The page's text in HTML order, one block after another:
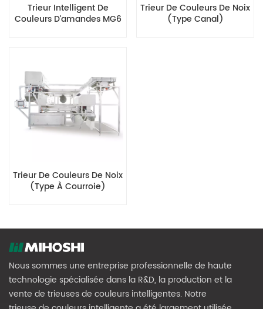
Trieur Intelligent De
Couleurs D'amandes MG6
Trieur De Couleurs De Noix
(type Canal)
Trieur De Couleurs De Noix
(type À Courroie)
Nous sommes une entreprise professionnelle de haute
technologie spécialisée dans la R&D, la production et la
vente de trieuses de couleurs intelligentes. Notre